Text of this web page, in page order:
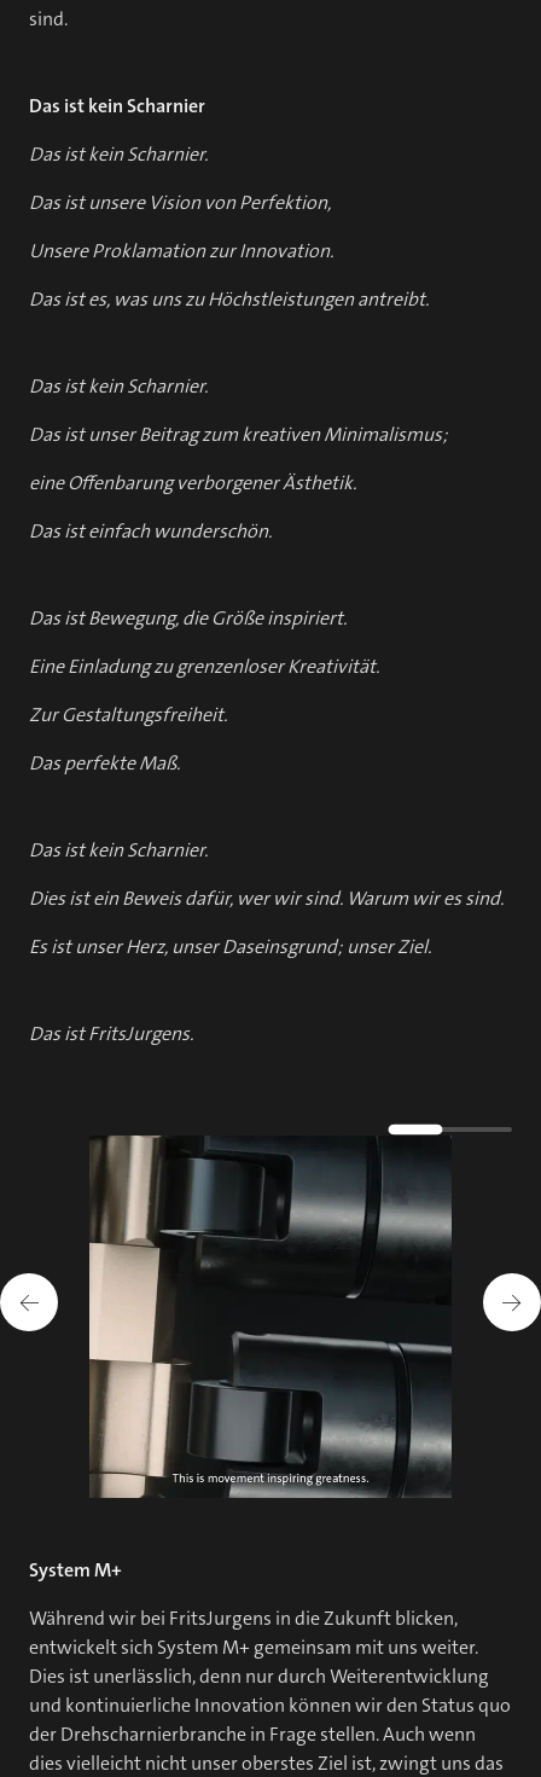
sind.
Das ist kein Scharnier
Das ist kein Scharnier.
Das ist unsere Vision von Perfektion,
Unsere Proklamation zur Innovation.
Das ist es, was uns zu Höchstleistungen antreibt.
Das ist kein Scharnier.
Das ist unser Beitrag zum kreativen Minimalismus;
eine Offenbarung verborgener Ästhetik.
Das ist einfach wunderschön.
Das ist Bewegung, die Größe inspiriert.
Eine Einladung zu grenzenloser Kreativität.
Zur Gestaltungsfreiheit.
Das perfekte Maß.
Das ist kein Scharnier.
Dies ist ein Beweis dafür, wer wir sind. Warum wir es sind.
Es ist unser Herz, unser Daseinsgrund; unser Ziel.
Das ist FritsJurgens.
System M+
Während wir bei FritsJurgens in die Zukunft blicken,
entwickelt sich System M+ gemeinsam mit uns weiter.
Dies ist unerlässlich, denn nur durch Weiterentwicklung
und kontinuierliche Innovation können wir den Status quo
der Drehscharnierbranche in Frage stellen. Auch wenn
dies vielleicht nicht unser oberstes Ziel ist, zwingt uns das